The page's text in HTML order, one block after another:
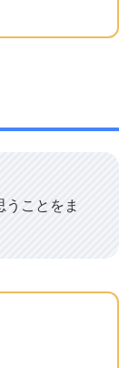
うことをま